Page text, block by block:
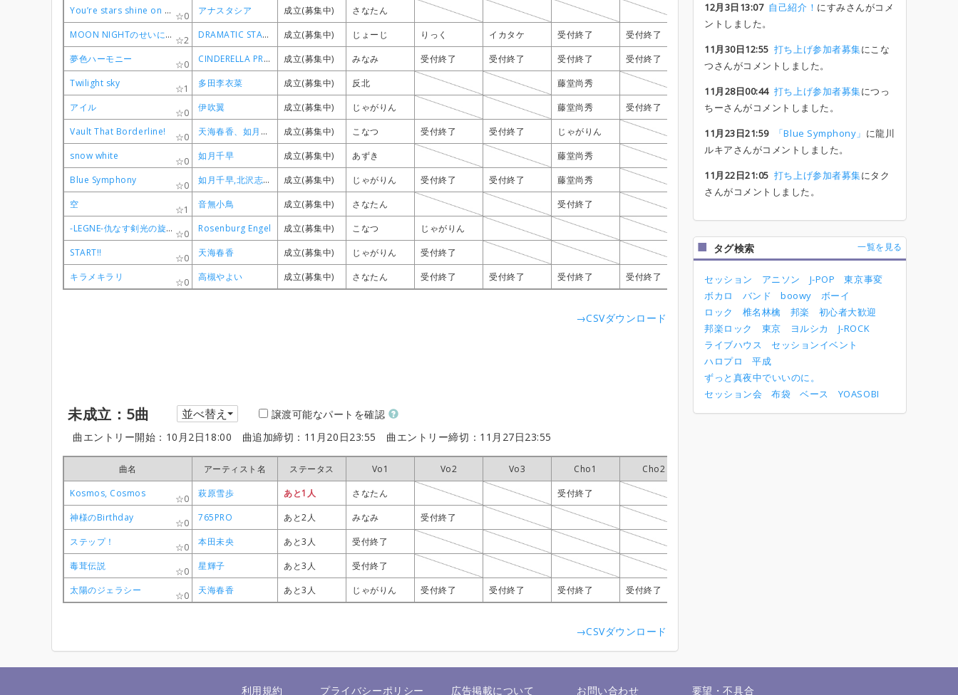
You’re stars shine on me
0 アナスタシア 成立(募集中) さなたん タク 受付終了 くさかひかり
MOON NIGHTのせいにして
2 DRAMATIC STARS 成立(募集中) じょーじ りっく イカタケ 受付終了 受付終了
夢色ハーモニー
0 CINDERELLA PROJECT 成立(募集中) みなみ 受付終了 受付終了 受付終了 受付終了
Twilight sky
1 多田李衣菜 成立(募集中) 反北 藤堂尚秀
アイル
0 伊吹翼 成立(募集中) じゃがりん 藤堂尚秀 受付終了 ひぐひぐ 受付終了 みきや
Vault That Borderline!
0 天海春香、如月千早、三浦あずさ、秋月律子 成立(募集中) こなつ 受付終了 受付終了 じゃがりん かずのり 受付終了 ふみ
snow white
0 如月千早 成立(募集中) あずき 藤堂尚秀 龍川ルキア ひぐひぐ
Blue Symphony
0 如月千早,北沢志保,田中琴葉,所恵美 成立(募集中) じゃがりん 受付終了 受付終了 藤堂尚秀 タク 龍川ルキア みきや
空
1 音無小鳥 成立(募集中) さなたん 受付終了
-LEGNE-仇なす剣光の旋律
0 Rosenburg Engel 成立(募集中) こなつ じゃがりん
START!!
0 天海春香 成立(募集中) じゃがりん 受付終了 つっちー
axis
キラメキラリ
0 高槻やよい 成立(募集中) さなたん 受付終了 受付終了 受付終了 受付終了 あきちゅー 受付終了 かずのり
You’re stars shine on me
0 アナスタシア 成立(募集中) さなたん タク 受付終了 くさかひかり
MOON NIGHTのせいにして
2 DRAMATIC STARS 成立(募集中) じょーじ りっく イカタケ 受付終了 受付終了
夢色ハーモニー
0 CINDERELLA PROJECT 成立(募集中) みなみ 受付終了 受付終了 受付終了 受付終了
Twilight sky
1 多田李衣菜 成立(募集中) 反北 藤堂尚秀
アイル
0 伊吹翼 成立(募集中) じゃがりん 藤堂尚秀 受付終了 ひぐひぐ 受付終了 みきや
Vault That Borderline!
0 天海春香、如月千早、三浦あずさ、秋月律子 成立(募集中) こなつ 受付終了 受付終了 じゃがりん かずのり 受付終了 ふみ
snow white
0 如月千早 成立(募集中) あずき 藤堂尚秀 龍川ルキア ひぐひぐ
Blue Symphony
0 如月千早,北沢志保,田中琴葉,所恵美 成立(募集中) じゃがりん 受付終了 受付終了 藤堂尚秀 タク 龍川ルキア みきや
空
1 音無小鳥 成立(募集中) さなたん 受付終了
-LEGNE-仇なす剣光の旋律
0 Rosenburg Engel 成立(募集中) こなつ じゃがりん
START!!
0 天海春香 成立(募集中) じゃがりん 受付終了 つっちー
axis
キラメキラリ
0 高槻やよい 成立(募集中) さなたん 受付終了 受付終了 受付終了 受付終了 あきちゅー 受付終了 かずのり
You’re stars shine on me
0 アナスタシア 成立(募集中) さなたん タク 受付終了 くさかひかり
MOON NIGHTのせいにして
2 DRAMATIC STARS 成立(募集中) じょーじ りっく イカタケ 受付終了 受付終了
夢色ハーモニー
0 CINDERELLA PROJECT 成立(募集中) みなみ 受付終了 受付終了 受付終了 受付終了
Twilight sky
1 多田李衣菜 成立(募集中) 反北 藤堂尚秀
アイル
0 伊吹翼 成立(募集中) じゃがりん 藤堂尚秀 受付終了 ひぐひぐ 受付終了 みきや
Vault That Borderline!
0 天海春香、如月千早、三浦あずさ、秋月律子 成立(募集中) こなつ 受付終了 受付終了 じゃがりん かずのり 受付終了 ふみ
snow white
0 如月千早 成立(募集中) あずき 藤堂尚秀 龍川ルキア ひぐひぐ
Blue Symphony
0 如月千早,北沢志保,田中琴葉,所恵美 成立(募集中) じゃがりん 受付終了 受付終了 藤堂尚秀 タク 龍川ルキア みきや
空
1 音無小鳥 成立(募集中) さなたん 受付終了
-LEGNE-仇なす剣光の旋律
0 Rosenburg Engel 成立(募集中) こなつ じゃがりん
START!!
0 天海春香 成立(募集中) じゃがりん 受付終了 つっちー
axis
キラメキラリ
0 高槻やよい 成立(募集中) さなたん 受付終了 受付終了 受付終了 受付終了 あきちゅー 受付終了 かずのり
You’re stars shine on me
0 アナスタシア 成立(募集中) さなたん タク 受付終了 くさかひかり
MOON NIGHTのせいにして
2 DRAMATIC STARS 成立(募集中) じょーじ りっく イカタケ 受付終了 受付終了
夢色ハーモニー
0 CINDERELLA PROJECT 成立(募集中) みなみ 受付終了 受付終了 受付終了 受付終了
Twilight sky
1 多田李衣菜 成立(募集中) 反北 藤堂尚秀
アイル
0 伊吹翼 成立(募集中) じゃがりん 藤堂尚秀 受付終了 ひぐひぐ 受付終了 みきや
Vault That Borderline!
0 天海春香、如月千早、三浦あずさ、秋月律子 成立(募集中) こなつ 受付終了 受付終了 じゃがりん かずのり 受付終了 ふみ
snow white
0 如月千早 成立(募集中) あずき 藤堂尚秀 龍川ルキア ひぐひぐ
Blue Symphony
0 如月千早,北沢志保,田中琴葉,所恵美 成立(募集中) じゃがりん 受付終了 受付終了 藤堂尚秀 タク 龍川ルキア みきや
空
1 音無小鳥 成立(募集中) さなたん 受付終了
-LEGNE-仇なす剣光の旋律
0 Rosenburg Engel 成立(募集中) こなつ じゃがりん
START!!
0 天海春香 成立(募集中) じゃがりん 受付終了 つっちー
axis
キラメキラリ
0 高槻やよい 成立(募集中) さなたん 受付終了 受付終了 受付終了 受付終了 あきちゅー 受付終了 かずのり
→CSVダウンロード
未成立：5曲 並べ替え
譲渡可能なパートを確認
曲エントリー開始：10月2日18:00 曲追加締切：11月20日23:55 曲エントリー締切：11月27日23:55
曲名 アーティスト名 ステータス Vo1 Vo2 Vo3 Cho1 Cho2
Kosmos, Cosmos
0 萩原雪歩 あと1人 さなたん 受付終了
神様のBirthday
0 765PRO あと2人 みなみ 受付終了
ステップ！
0 本田未央 あと3人 受付終了
毒茸伝説
0 星輝子 あと3人 受付終了
太陽のジェラシー
0 天海春香 あと3人 じゃがりん 受付終了 受付終了 受付終了 受付終了
曲名 アーティスト名 ステータス Vo1 Vo2 Vo3 Cho1 Cho2
Kosmos, Cosmos
0 萩原雪歩 あと1人 さなたん 受付終了
神様のBirthday
0 765PRO あと2人 みなみ 受付終了
ステップ！
0 本田未央 あと3人 受付終了
毒茸伝説
0 星輝子 あと3人 受付終了
太陽のジェラシー
0 天海春香 あと3人 じゃがりん 受付終了 受付終了 受付終了 受付終了
曲名 アーティスト名 ステータス Vo1 Vo2 Vo3 Cho1 Cho2
Kosmos, Cosmos
0 萩原雪歩 あと1人 さなたん 受付終了
神様のBirthday
0 765PRO あと2人 みなみ 受付終了
ステップ！
0 本田未央 あと3人 受付終了
毒茸伝説
0 星輝子 あと3人 受付終了
太陽のジェラシー
0 天海春香 あと3人 じゃがりん 受付終了 受付終了 受付終了 受付終了
曲名 アーティスト名 ステータス Vo1 Vo2 Vo3 Cho1 Cho2
Kosmos, Cosmos
0 萩原雪歩 あと1人 さなたん 受付終了
神様のBirthday
0 765PRO あと2人 みなみ 受付終了
ステップ！
0 本田未央 あと3人 受付終了
毒茸伝説
0 星輝子 あと3人 受付終了
太陽のジェラシー
0 天海春香 あと3人 じゃがりん 受付終了 受付終了 受付終了 受付終了
→CSVダウンロード
12月3日13:07 自己紹介！ にすみさんがコメ
ントしました。
11月30日12:55 打ち上げ参加者募集にこな
つさんがコメントしました。
11月28日00:44 打ち上げ参加者募集につっ
ちーさんがコメントしました。
11月23日21:59
「Blue Symphony」 に龍川
ルキアさんがコメントしました。
11月22日21:05 打ち上げ参加者募集にタク
さんがコメントしました。
タグ検索 一覧を見る
セッション アニソン J-POP
東京事変
ボカロ
バンド boowy
ボーイ
ロック
椎名林檎 邦楽
初心者大歓迎
邦楽ロック
東京 ヨルシカ
J-ROCK
ライブハウス
セッションイベント
ハロプロ
平成
ずっと真夜中でいいのに。
セッション会
布袋 ベース YOASOBI
利用規約 プライバシーポリシー 広告掲載について お問い合わせ 要望・不具合